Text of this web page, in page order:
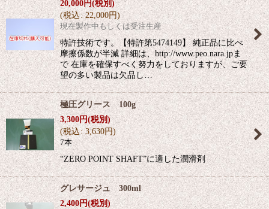
20,000円(税別)
(税込: 22,000円)
現在製作中もしくは受注生産
特許技術です。【特許第5474149】 純正品に比べ
摩擦係数が半減 詳細は、http://www.peo.nara.jpま
で 在庫を確保すべく努力をしておりますが、ご要
望の多い製品は欠品し…
極圧グリース 100g
3,300円(税別)
(税込: 3,630円)
7本
“ZERO POINT SHAFT”に適した潤滑剤
グレサージュ 300ml
2,400円(税別)